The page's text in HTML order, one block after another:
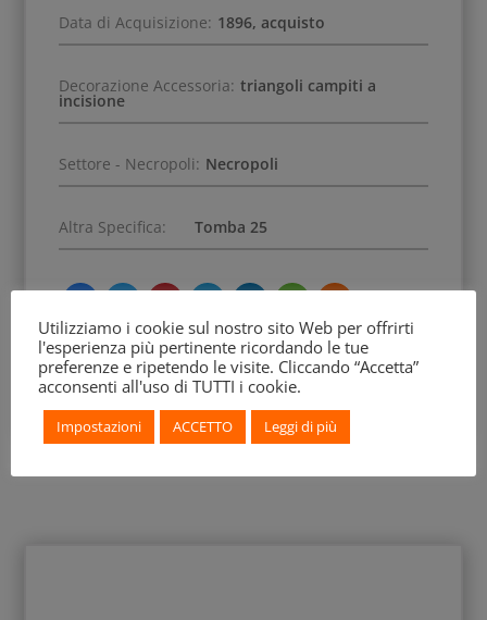
Data di Acquisizione: 1896, acquisto
Decorazione Accessoria: triangoli campiti a
incisione
Settore - Necropoli: Necropoli
Altra Specifica: Tomba 25
Utilizziamo i cookie sul nostro sito Web per offrirti
l'esperienza più pertinente ricordando le tue
preferenze e ripetendo le visite. Cliccando “Accetta”
acconsenti all'uso di TUTTI i cookie.
Impostazioni ACCETTO Leggi di più